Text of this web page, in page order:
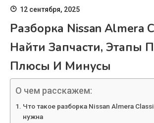
12 сентября, 2025
Разборка Nissan Almera
Найти Запчасти, Этапы
Плюсы И Минусы
О чем расскажем:
Что такое разборка Nissan Almera
нужна